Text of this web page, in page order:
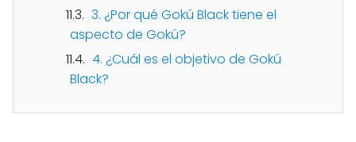
3. ¿Por qué Gokú Black tiene el
aspecto de Gokú?
4. ¿Cuál es el objetivo de Gokú
Black?